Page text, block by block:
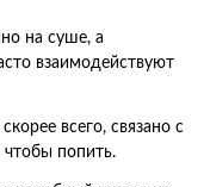
на суше, а
взаимодействуют
всего, связано с
попить.